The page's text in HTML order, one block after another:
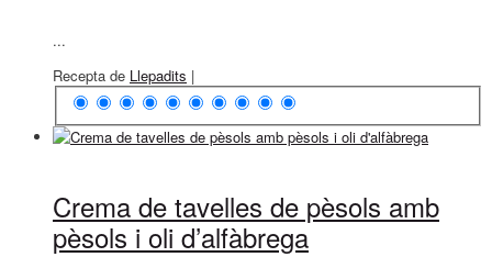
...
Recepta de Llepadits |
Crema de tavelles de pèsols amb
pèsols i oli d’alfàbrega